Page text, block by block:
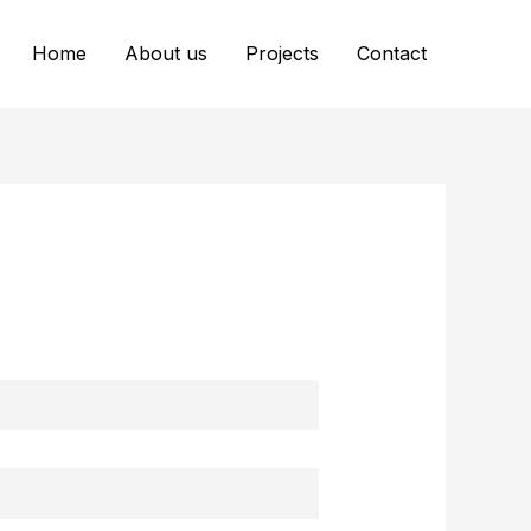
Home About us Projects Contact